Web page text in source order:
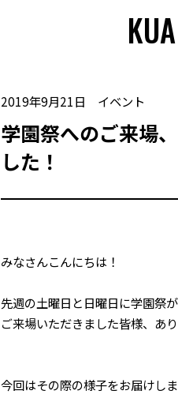
2019年9月21日 イベント
学園祭へのご来場
した！
みなさんこんにちは！
先週の土曜日と日曜日に学園祭が
ご来場いただきました皆様、あ
今回はその際の様子をお届けしま